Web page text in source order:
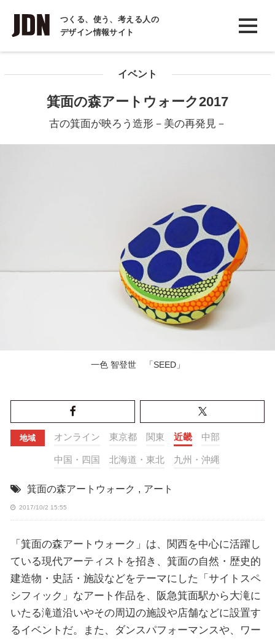
つくる、使う、考える人の
デザイン情報サイト
INTERVIEW
インタビュー
COLUMN
イベント
箕面の森アートウォーク2017
古の箕面が映ろう造形－美の再発見－
一色 智登世 「SEED」
地域 オンライン 東京都 関東 近畿 中部
中国・四国 北海道・東北 九州・沖縄
箕面の森アートウォーク , アート
2017/10/2 15:55
「箕面の森アートウォーク」は、関西を中心に活躍し
ている現代アーティストを招き、箕面の自然・歴史的
建造物・史話・施設などをテーマにした「サイトスペ
シフィック」なアート作品を、阪急箕面駅から大滝に
いたる滝道沿いやその周辺の施設や店舗などに設置す
るイベントだ。また、ダンスパフォーマンスや、ワー